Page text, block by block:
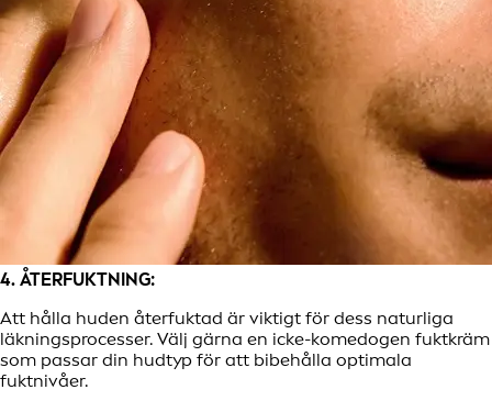
4. ÅTERFUKTNING:
Att hålla huden återfuktad är viktigt för dess naturliga
läkningsprocesser. Välj gärna en icke-komedogen fuktkräm
som passar din hudtyp för att bibehålla optimala
fuktnivåer.